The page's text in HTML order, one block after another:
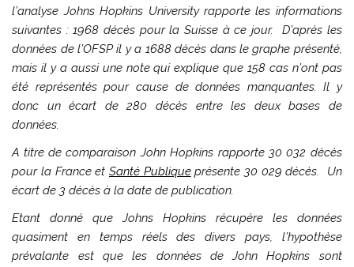
l’analyse Johns Hopkins University rapporte les informations
suivantes : 1968 décès pour la Suisse à ce jour. D’après les
données de l’OFSP il y a 1688 décès dans le graphe présenté,
mais il y a aussi une note qui explique que 158 cas n’ont pas
été représentés pour cause de données manquantes. Il y
donc un écart de 280 décès entre les deux bases de
données.
A titre de comparaison John Hopkins rapporte 30 032 décès
pour la France et Santé Publiqueprésente 30 029 décès. Un
écart de 3 décès à la date de publication.
Etant donné que Johns Hopkins récupère les données
quasiment en temps réels des divers pays, l’hypothèse
prévalante est que les données de John Hopkins sont